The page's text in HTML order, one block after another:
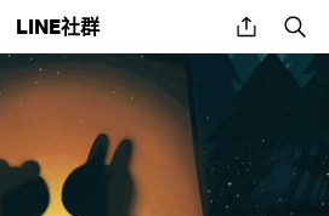
LINE社群 share